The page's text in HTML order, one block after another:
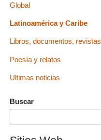
Global
Latinoamérica y Caribe
Libros, documentos,
Poesía y relatos
Ultimas noticias
Buscar